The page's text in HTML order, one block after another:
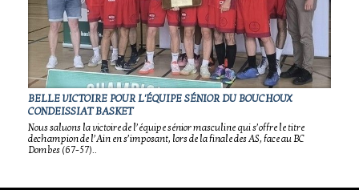
BELLE VICTOIRE POUR L'ÉQUIPE SÉNIOR DU BOUCHOUX
CONDEISSIAT BASKET
Nous saluons la victoire de l’équipe sénior masculine qui s’offre le titre
dechampion de l’Ain en s’imposant, lors de la finale des AS, face au BC
Dombes (67-57)..